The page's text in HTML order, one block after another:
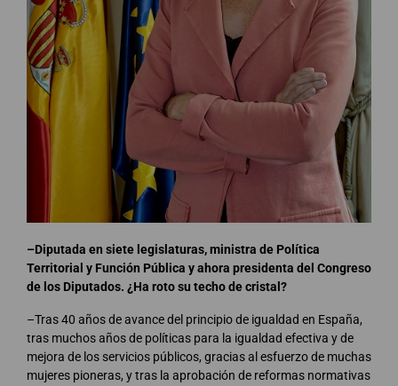
–Diputada en siete legislaturas, ministra de Política
Territorial y Función Pública y ahora presidenta del Congreso
de los Diputados. ¿Ha roto su techo de cristal?
–Tras 40 años de avance del principio de igualdad en España,
tras muchos años de políticas para la igualdad efectiva y de
mejora de los servicios públicos, gracias al esfuerzo de muchas
mujeres pioneras, y tras la aprobación de reformas normativas